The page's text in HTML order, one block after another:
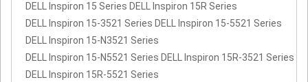
DELL Inspiron 15 Series DELL Inspiron 15R Series
DELL Inspiron 15-3521 Series DELL Inspiron 15-5521 Series
DELL Inspiron 15-N3521 Series
DELL Inspiron 15-N5521 Series DELL Inspiron 15R-3521 Series
DELL Inspiron 15R-5521 Series